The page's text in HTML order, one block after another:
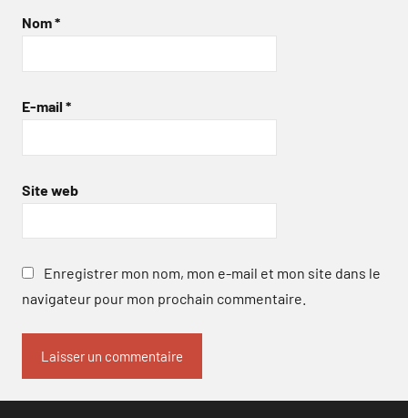
Nom*
E-mail *
Site web
Enregistrer mon nom, mon e-mail et mon site dans le
navigateur pour mon prochain commentaire.